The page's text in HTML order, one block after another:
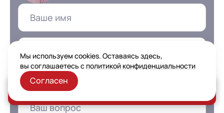
+7
Заказать консультацию
Мы используем cookies. Оставаясь здесь,
вы соглашаетесь с политикой конфиденциальности
Согласен